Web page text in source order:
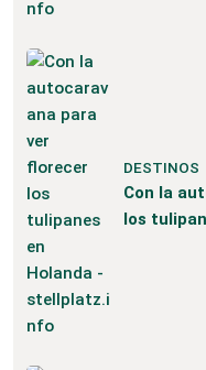
DESTINOS
Con la
los